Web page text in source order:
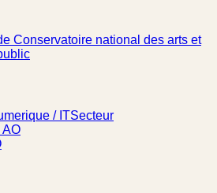
Conservatoire national des arts et
/ ITSecteur
AO